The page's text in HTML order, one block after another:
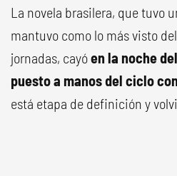
La novela brasilera, que tuvo
mantuvo como lo más visto
jornadas, cayóen la noche
puesto a manos del ciclo
está etapa de definición y